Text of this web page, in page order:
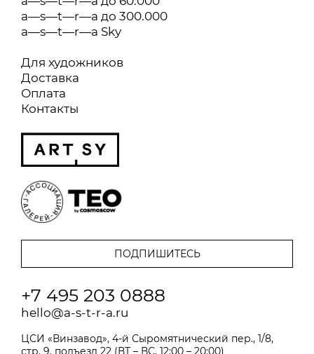
a—s—t—r—a до 300.000
a—s—t—r—a Sky
Для художников
Доставка
Оплата
Контакты
+7 495 203 0888
hello@a-s-t-r-a.ru
ЦСИ «Винзавод», 4-й Сыромятнический пер., 1/8,
стр. 9, подъезд 22 (ВТ – ВС, 12:00 – 20:00)